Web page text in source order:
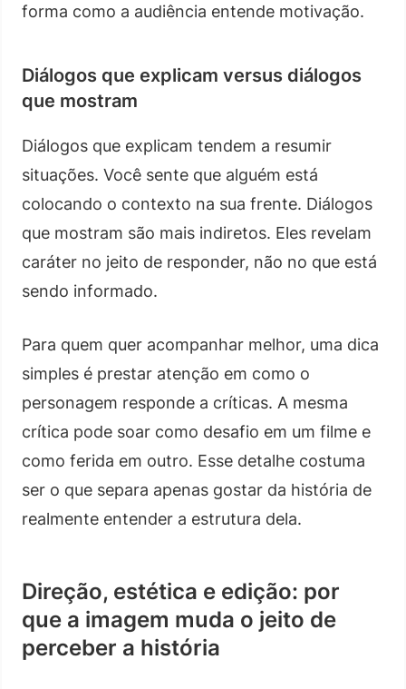
forma como a audiência entende motivação.
Diálogos que explicam versus diálogos
que mostram
Diálogos que explicam tendem a resumir
situações. Você sente que alguém está
colocando o contexto na sua frente. Diálogos
que mostram são mais indiretos. Eles revelam
caráter no jeito de responder, não no que está
sendo informado.
Para quem quer acompanhar melhor, uma dica
simples é prestar atenção em como o
personagem responde a críticas. A mesma
crítica pode soar como desafio em um filme e
como ferida em outro. Esse detalhe costuma
ser o que separa apenas gostar da história de
realmente entender a estrutura dela.
Direção, estética e edição: por
que a imagem muda o jeito de
perceber a história